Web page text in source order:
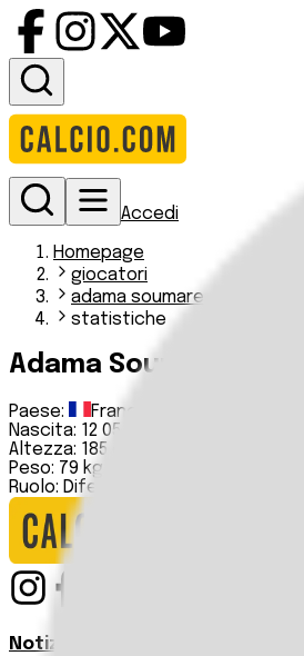
Accedi
Homepage
giocatori
adama soumare
statistiche
Adama Soumaré
Paese:
Francia
Nascita: 12 05 1982
Altezza: 185 cm
Peso: 79 kg
Ruolo: Difensore
Notizie